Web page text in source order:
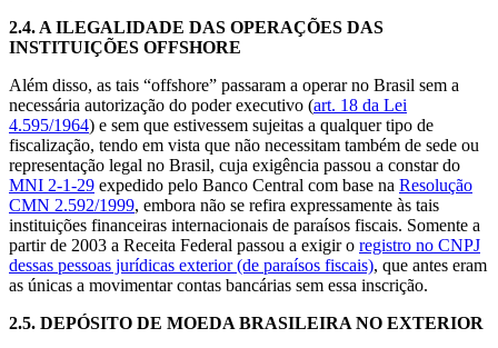
2.4. A ILEGALIDADE DAS OPERAÇÕES DAS
INSTITUIÇÕES OFFSHORE
Além disso, as tais “offshore” passaram a operar no Brasil sem a
necessária autorização do poder executivo (art. 18 da Lei
4.595/1964) e sem que estivessem sujeitas a qualquer tipo de
fiscalização, tendo em vista que não necessitam também de sede ou
representação legal no Brasil, cuja exigência passou a constar do
MNI 2-1-29 expedido pelo Banco Central com base na Resolução
CMN 2.592/1999, embora não se refira expressamente às tais
instituições financeiras internacionais de paraísos fiscais. Somente a
partir de 2003 a Receita Federal passou a exigir o registro no CNPJ
dessas pessoas jurídicas exterior (de paraísos fiscais), que antes eram
as únicas a movimentar contas bancárias sem essa inscrição.
2.5. DEPÓSITO DE MOEDA BRASILEIRA NO EXTERIOR